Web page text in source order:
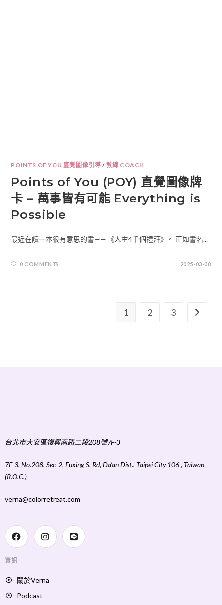
POINTS OF YOU 直覺圖像引導 /教練 COACH
Points of You (POY) 直覺圖像牌
卡 – 萬事皆有可能 Everything is
Possible
最近在讀一本很有意思的書—— 《人生4千個禮拜》。 正如書名...
0 COMMENTS 2025-03-08
1 2 3
台北市大安區復興南路二段208號7F-3
7F-3, No.208, Sec. 2, Fuxing S. Rd, Da’an Dist., Taipei City 106 , Taiwan
(R.O.C.)
verna@colorretreat.com
資訊
關於Verna
Podcast